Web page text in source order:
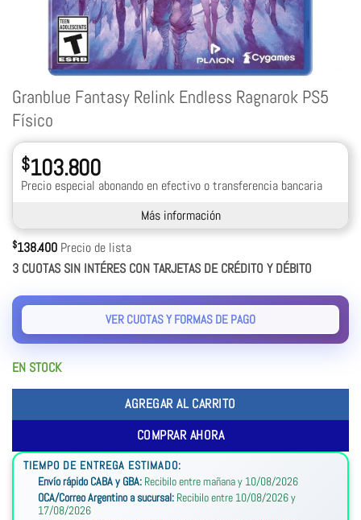
Granblue Fantasy Relink Endless Ragnarok PS5
Físico
$103.800
Precio especial abonando en efectivo o transferencia bancaria
Más información
$138.400 Precio de lista
3 CUOTAS SIN INTÉRES CON TARJETAS DE CRÉDITO Y DÉBITO
VER CUOTAS Y FORMAS DE PAGO
EN STOCK
AGREGAR AL CARRITO
COMPRAR AHORA
TIEMPO DE ENTREGA ESTIMADO:
Envío rápido CABA y GBA: Recibilo entre mañana y 10/08/2026
OCA/Correo Argentino a sucursal: Recibilo entre 10/08/2026 y
17/08/2026